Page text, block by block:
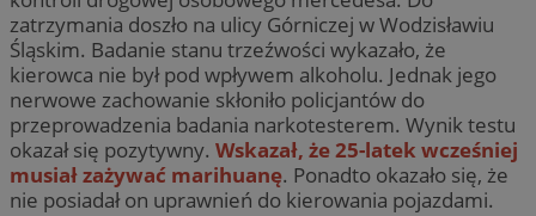
zatrzymania doszło na ulicy Górniczej w Wodzisławiu
Śląskim. Badanie stanu trzeźwości wykazało, że
kierowca nie był pod wpływem alkoholu. Jednak jego
nerwowe zachowanie skłoniło policjantów do
przeprowadzenia badania narkotesterem. Wynik testu
okazał się pozytywny. Wskazał, że 25-latek wcześniej
musiał zażywać marihuanę. Ponadto okazało się, że
nie posiadał on uprawnień do kierowania pojazdami.